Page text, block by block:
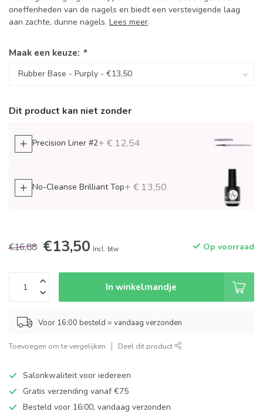
oneffenheden van de nagels en biedt een verstevigende laag
aan zachte, dunne nagels. Lees meer.
Maak een keuze: *
Dit product kan niet zonder
Precision Liner #2+ € 12,54
No-Cleanse Brilliant Top+ € 13,50
€16,88 €13,50 Incl. btw Op voorraad
In winkelmandje
Voor 16:00 besteld = vandaag verzonden
Toevoegen om te vergelijken Deel dit product
Salonkwaliteit voor iedereen
Gratis verzending vanaf €75
Besteld voor 16:00, vandaag verzonden